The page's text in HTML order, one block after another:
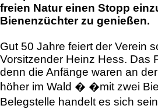
freien Natur einen Stopp
Bienenzüchter zu genießen.
Gut 50 Jahre feiert der Verein
Vorsitzender Heinz Hess. Das
denn die Anfänge waren an
höher im Wald � �mit zwei
Belegstelle handelt es sich